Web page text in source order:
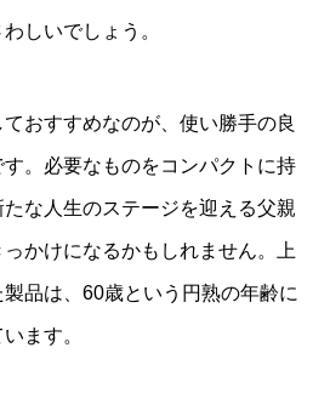
しいでしょう。
おすすめなのが、使い勝手の良
。必要なものをコンパクトに持
な人生のステージを迎える父親
かけになるかもしれません。上
品は、60歳という円熟の年齢に
ます。